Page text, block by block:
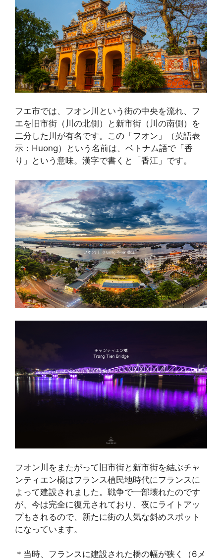
フエ市では、フオン川という街の中央を流れ、フ
エを旧市街（川の北側）と新市街（川の南側）を
二分した川が有名です。この「フオン」（英語表
示：Huong）という名前は、ベトナム語で「香
り」という意味。漢字で書くと「香江」です。
フオン川をまたがって旧市街と新市街を結ぶチャ
ンティエン橋はフランス植民地時代にフランスに
よって建設されました。戦争で一部壊れたのです
が、今は完全に復元されており、夜にライトアッ
プもされるので、新たに街の人気な斜めスポット
になっています。
＊当時、フランスに建設された橋の幅が狭く（6メ